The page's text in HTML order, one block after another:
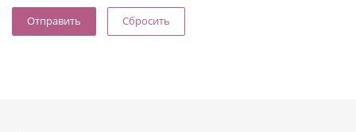
Сбросить